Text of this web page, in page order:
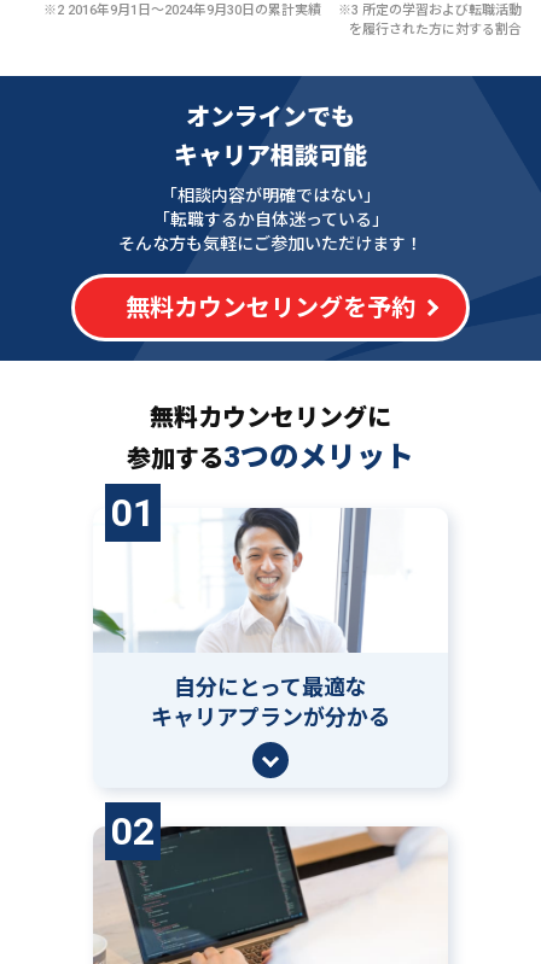
※2 2016年9月1日〜2024年9月30日の累計実績 ※3 所定の学習および転職活動
を履行された方に対する割合
オンラインでも
キャリア相談可能
「相談内容が明確ではない」
「転職するか自体迷っている」
そんな方も気軽にご参加いただけます！
無料カウンセリングを予約
無料カウンセリングに
参加する3つのメリット
01
自分にとって最適な
キャリアプランが分かる
02